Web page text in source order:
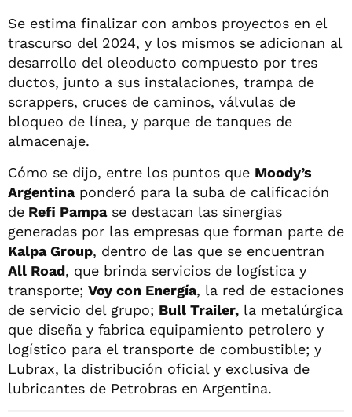
Se estima finalizar con ambos proyectos en el
trascurso del 2024, y los mismos se adicionan al
desarrollo del oleoducto compuesto por tres
ductos, junto a sus instalaciones, trampa de
scrappers, cruces de caminos, válvulas de
bloqueo de línea, y parque de tanques de
almacenaje.
Cómo se dijo, entre los puntos que Moody’s
Argentinaponderó para la suba de calificación
de Refi Pampase destacan las sinergias
generadas por las empresas que forman parte de
Kalpa Group, dentro de las que se encuentran
All Road, que brinda servicios de logística y
transporte; Voy con Energía, la red de estaciones
de servicio del grupo; Bull Trailer, la metalúrgica
que diseña y fabrica equipamiento petrolero y
logístico para el transporte de combustible; y
Lubrax, la distribución oficial y exclusiva de
lubricantes de Petrobras en Argentina.